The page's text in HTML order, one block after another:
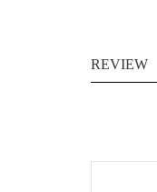
REVIEW